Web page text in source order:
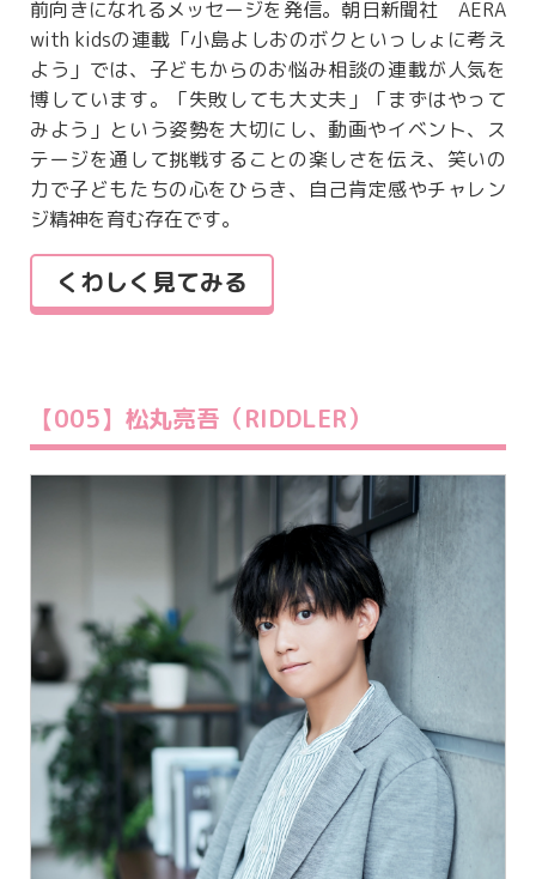
前向きになれるメッセージを発信。朝日新聞社 AERA
with kidsの連載「小島よしおのボクといっしょに考え
よう」では、子どもからのお悩み相談の連載が人気を
博しています。「失敗しても大丈夫」「まずはやって
みよう」という姿勢を大切にし、動画やイベント、ス
テージを通して挑戦することの楽しさを伝え、笑いの
力で子どもたちの心をひらき、自己肯定感やチャレン
ジ精神を育む存在です。
くわしく見てみる
【005】松丸亮吾（RIDDLER）